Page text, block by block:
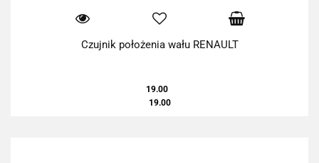
Czujnik położenia wału RENAULT
19.00
19.00